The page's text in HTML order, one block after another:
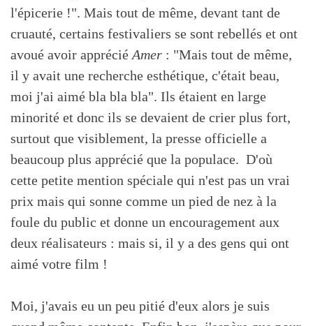
l'épicerie !". Mais tout de même, devant tant de
cruauté, certains festivaliers se sont rebellés et ont
avoué avoir apprécié Amer : "Mais tout de même,
il y avait une recherche esthétique, c'était beau,
moi j'ai aimé bla bla bla". Ils étaient en large
minorité et donc ils se devaient de crier plus fort,
surtout que visiblement, la presse officielle a
beaucoup plus apprécié que la populace. D'où
cette petite mention spéciale qui n'est pas un vrai
prix mais qui sonne comme un pied de nez à la
foule du public et donne un encouragement aux
deux réalisateurs : mais si, il y a des gens qui ont
aimé votre film !
Moi, j'avais eu un peu pitié d'eux alors je suis